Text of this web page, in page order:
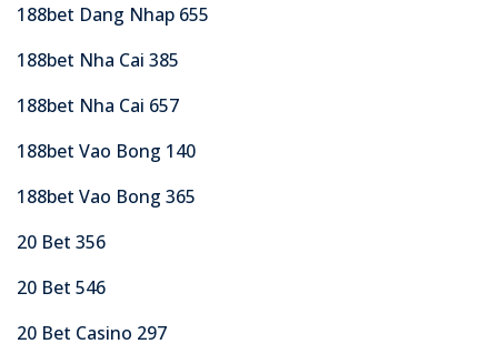
188bet Dang Nhap 655
188bet Nha Cai 385
188bet Nha Cai 657
188bet Vao Bong 140
188bet Vao Bong 365
20 Bet 356
20 Bet 546
20 Bet Casino 297